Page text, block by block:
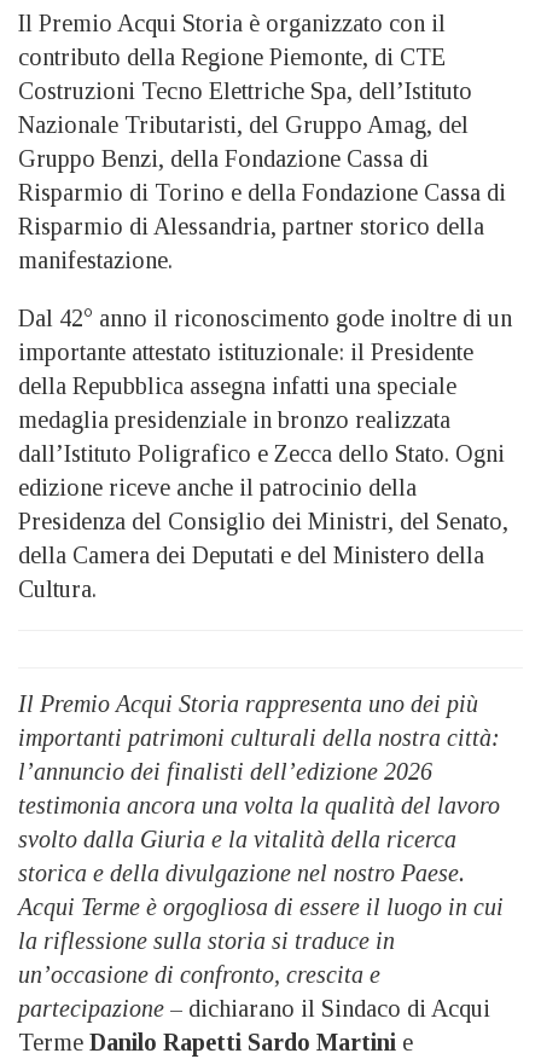
Il Premio Acqui Storia è organizzato con il
contributo della Regione Piemonte, di CTE
Costruzioni Tecno Elettriche Spa, dell’Istituto
Nazionale Tributaristi, del Gruppo Amag, del
Gruppo Benzi, della Fondazione Cassa di
Risparmio di Torino e della Fondazione Cassa di
Risparmio di Alessandria, partner storico della
manifestazione.
Dal 42° anno il riconoscimento gode inoltre di un
importante attestato istituzionale: il Presidente
della Repubblica assegna infatti una speciale
medaglia presidenziale in bronzo realizzata
dall’Istituto Poligrafico e Zecca dello Stato. Ogni
edizione riceve anche il patrocinio della
Presidenza del Consiglio dei Ministri, del Senato,
della Camera dei Deputati e del Ministero della
Cultura.
Il Premio Acqui Storia rappresenta uno dei più
importanti patrimoni culturali della nostra città:
l’annuncio dei finalisti dell’edizione 2026
testimonia ancora una volta la qualità del lavoro
svolto dalla Giuria e la vitalità della ricerca
storica e della divulgazione nel nostro Paese.
Acqui Terme è orgogliosa di essere il luogo in cui
la riflessione sulla storia si traduce in
un’occasione di confronto, crescita e
partecipazione – dichiarano il Sindaco di Acqui
Terme Danilo Rapetti Sardo Martini e